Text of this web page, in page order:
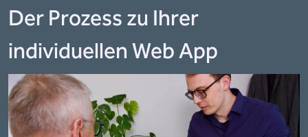
Der Prozess zu Ihrer
individuellen Web App